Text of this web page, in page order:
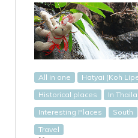
All in one
Hatyai (Koh
Historical places
In
Interesting Places
South
Travel